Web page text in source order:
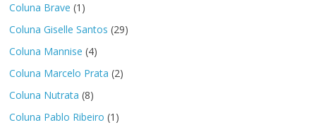
Coluna Brave (1)
Coluna Giselle Santos (29)
Coluna Mannise (4)
Coluna Marcelo Prata (2)
Coluna Nutrata (8)
Coluna Pablo Ribeiro (1)